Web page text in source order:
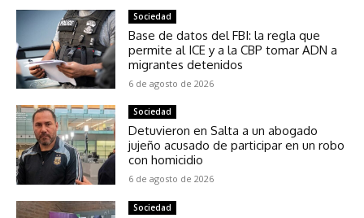
Sociedad
Base de datos del FBI: la regla que
permite al ICE y a la CBP tomar ADN a
migrantes detenidos
6 de agosto de 2026
Sociedad
Detuvieron en Salta a un abogado
jujeño acusado de participar en un robo
con homicidio
6 de agosto de 2026
Sociedad